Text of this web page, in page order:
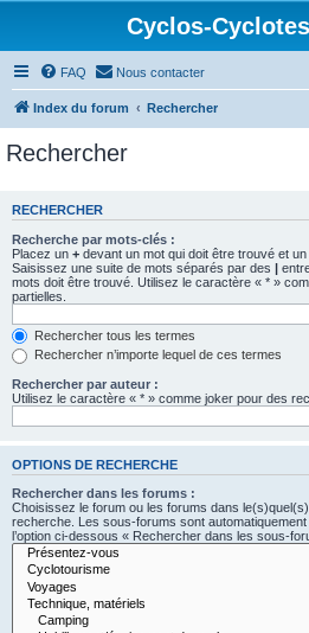
Cyclos-
FAQ Nous contacter
Index du forum Rechercher
Rechercher
RECHERCHER
Recherche par mots-clés :
Placez un + devant un mot qui doit être trouvé et un
Saisissez une suite de mots séparés par des |
mots doit être trouvé. Utilisez le caractère « * »
partielles.
Rechercher tous les termes
Rechercher n’importe lequel de ces termes
Rechercher par auteur :
Utilisez le caractère « * » comme joker pour des
OPTIONS DE RECHERCHE
Rechercher dans les forums :
Choisissez le forum ou les forums dans
recherche. Les sous-forums sont
l’option ci-dessous « Rechercher dans les sous-